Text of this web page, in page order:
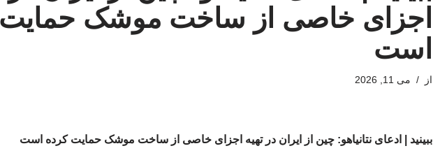
اجزای خاصی از ساخت موشک
است
از می 11, 2026
ببینید | ادعای نتانیاهو: چین از ایران در تهیه اجزای خاصی از ساخت موشک حمایت کرده است